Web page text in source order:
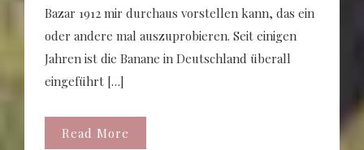
Bazar 1912 mir durchaus vorstellen kann, das ein
oder andere mal auszuprobieren. Seit einigen
Jahren ist die Banane in Deutschland überall
eingeführt […]
Read More